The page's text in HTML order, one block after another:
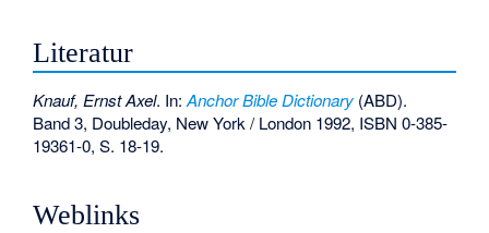
Literatur
Knauf, Ernst Axel. In:Anchor Bible Dictionary (ABD).
Band 3, Doubleday, New York / London 1992, ISBN 0-385-
19361-0, S. 18-19.
Weblinks